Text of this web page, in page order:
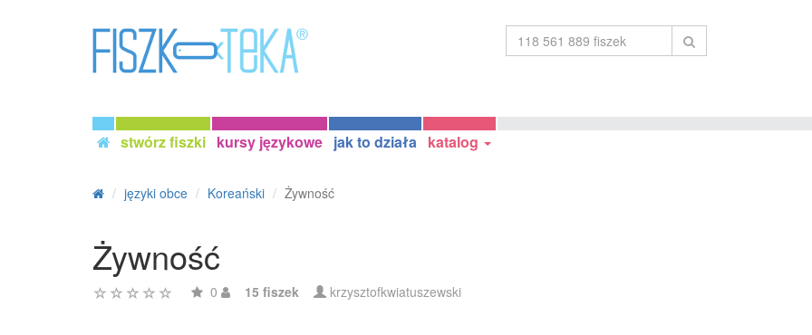
stwórz fiszki kursy językowe jak to działa katalog
języki obce Koreański Żywność
Żywność
0 15 fiszek krzysztofkwiatuszewski